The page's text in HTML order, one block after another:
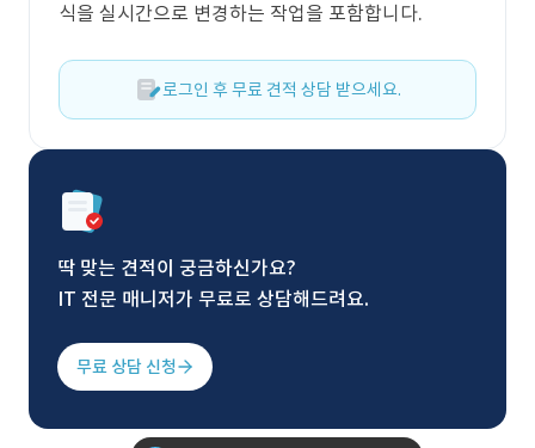
식을 실시간으로 변경하는 작업을 포함합니다.
로그인 후 무료 견적 상담 받으세요.
딱 맞는 견적이 궁금하신가요?
IT 전문 매니저가 무료로 상담해드려요.
무료 상담 신청